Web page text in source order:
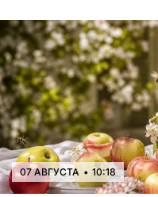
07 АВГУСТА • 10:18